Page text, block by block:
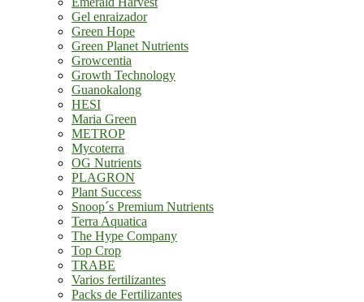
Gel enraizador
Green Hope
Green Planet Nutrients
Growcentia
Growth Technology
Guanokalong
HESI
Maria Green
METROP
Mycoterra
OG Nutrients
PLAGRON
Plant Success
Snoop´s Premium Nutrients
Terra Aquatica
The Hype Company
Top Crop
TRABE
Varios fertilizantes
Packs de Fertilizantes